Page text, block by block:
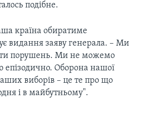
подібне.
країна обиратиме
видання заяву генерала. – Ми
порушень. Ми не можемо
епізодично. Оборона нашої
виборів – це те про що
і в майбутньому".